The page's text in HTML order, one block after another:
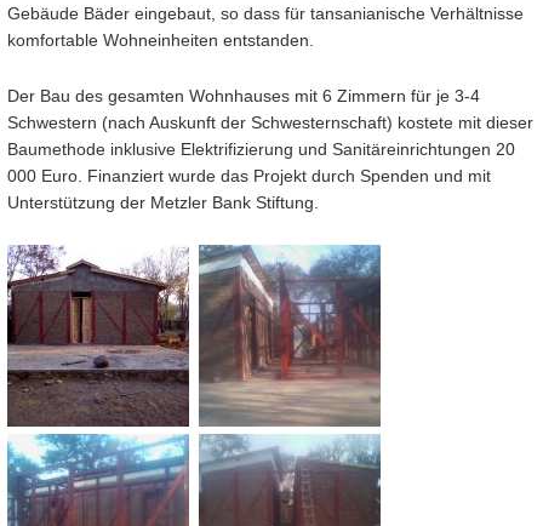
Gebäude Bäder eingebaut, so dass für tansanianische Verhältnisse
komfortable Wohneinheiten entstanden.
Der Bau des gesamten Wohnhauses mit 6 Zimmern für je 3-4
Schwestern (nach Auskunft der Schwesternschaft) kostete mit dieser
Baumethode inklusive Elektrifizierung und Sanitäreinrichtungen 20
000 Euro. Finanziert wurde das Projekt durch Spenden und mit
Unterstützung der Metzler Bank Stiftung.